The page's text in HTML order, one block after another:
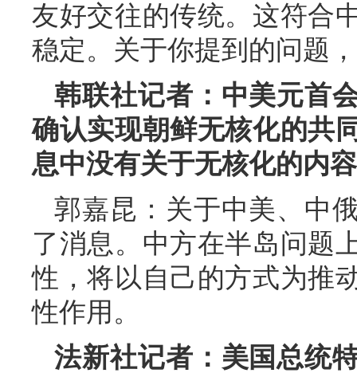
友好交往的传统。这符合
稳定。关于你提到的问题
韩联社记者：中美元首
确认实现朝鲜无核化的共
息中没有关于无核化的内
郭嘉昆：关于中美、中
了消息。中方在半岛问题
性，将以自己的方式为推
性作用。
法新社记者：美国总统